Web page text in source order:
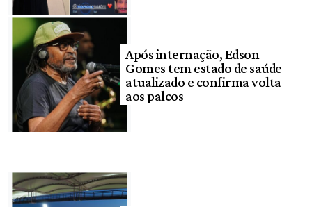
Após internação, Edson
Gomes tem estado de saúde
atualizado e confirma volta
aos palcos